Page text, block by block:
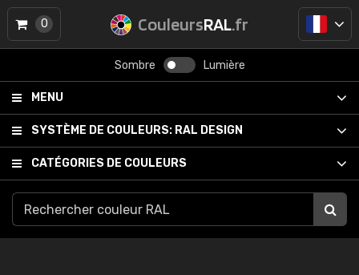
CouleursRAL.fr
Sombre Lumière
MENU
SYSTÈME DE COULEURS: RAL DESIGN
CATÉGORIES DE COULEURS
0